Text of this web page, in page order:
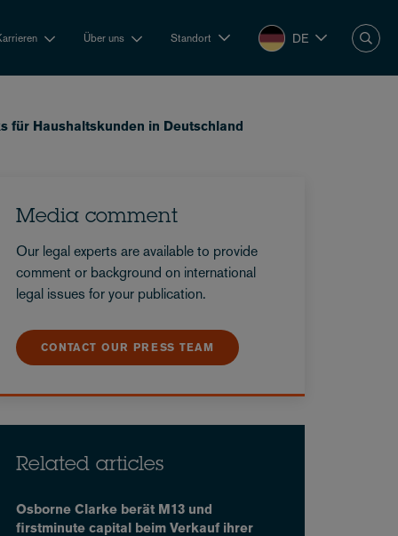
Über uns Standort DE
für Haushaltskunden in Deutschland
Media comment
Our legal experts are available to provide
comment or background on international
legal issues for your publication.
CONTACT OUR PRESS TEAM
Related articles
Osborne Clarke berät M13 und
firstminute capital beim Verkauf ihrer